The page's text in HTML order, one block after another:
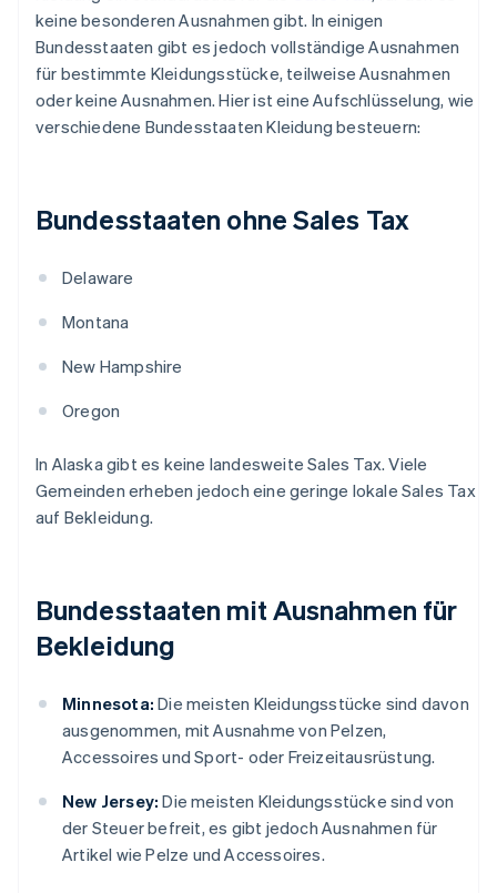
keine besonderen Ausnahmen gibt. In einigen
Bundesstaaten gibt es jedoch vollständige Ausnahmen
für bestimmte Kleidungsstücke, teilweise Ausnahmen
oder keine Ausnahmen. Hier ist eine Aufschlüsselung, wie
verschiedene Bundesstaaten Kleidung besteuern:
Bundesstaaten ohne Sales Tax
Delaware
Montana
New Hampshire
Oregon
In Alaska gibt es keine landesweite Sales Tax. Viele
Gemeinden erheben jedoch eine geringe lokale Sales Tax
auf Bekleidung.
Bundesstaaten mit Ausnahmen für
Bekleidung
Minnesota: Die meisten Kleidungsstücke sind davon
ausgenommen, mit Ausnahme von Pelzen,
Accessoires und Sport- oder Freizeitausrüstung.
New Jersey: Die meisten Kleidungsstücke sind von
der Steuer befreit, es gibt jedoch Ausnahmen für
Artikel wie Pelze und Accessoires.